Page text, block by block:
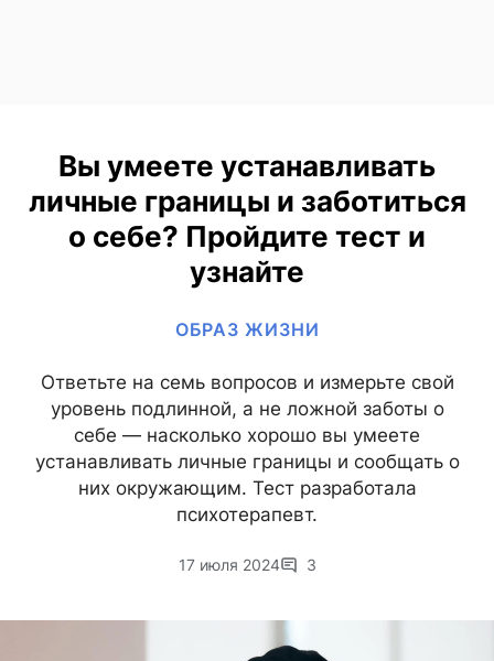
Вы умеете устанавливать
личные границы и заботиться
о себе? Пройдите тест и
узнайте
ОБРАЗ ЖИЗНИ
Ответьте на семь вопросов и измерьте свой
уровень подлинной, а не ложной заботы о
себе — насколько хорошо вы умеете
устанавливать личные границы и сообщать о
них окружающим. Тест разработала
психотерапевт.
17 июля 2024 3